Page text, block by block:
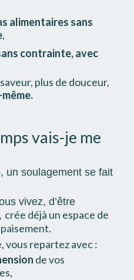
alimentaires sans
,
contrainte, avec
plus de douceur,
vais-je me
, un soulagement se fait
vivez, d’être
crée déjà un espace de
vous repartez avec :
de vos